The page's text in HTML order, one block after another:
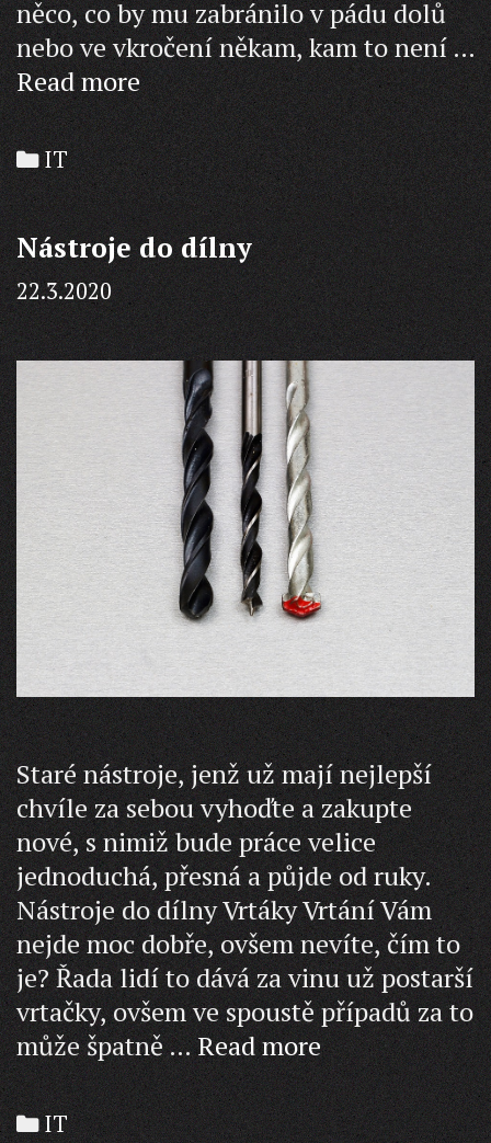
něco, co by mu zabránilo v pádu dolů
nebo ve vkročení někam, kam to není …
Read moreUvažujete
o
zábradlí?
Categories
IT
Nástroje do dílny
22.3.2020
Staré nástroje, jenž už mají nejlepší
chvíle za sebou vyhoďte a zakupte
nové, s nimiž bude práce velice
jednoduchá, přesná a půjde od ruky.
Nástroje do dílny Vrtáky Vrtání Vám
nejde moc dobře, ovšem nevíte, čím to
je? Řada lidí to dává za vinu už postarší
vrtačky, ovšem ve spoustě případů za to
může špatně …Read moreNástroje
do
dílny
Categories
IT